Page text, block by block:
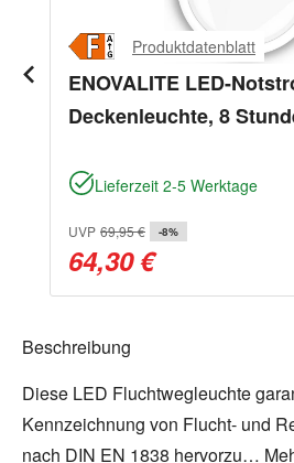
Produktdatenblatt
ENOVALITE LED-
Deckenleuchte, 8
Lieferzeit 2-5 Werktage
UVP 69,95 € -8%
64,30 €
Beschreibung
Diese LED Fluchtwegleuchte
Kennzeichnung von Flucht- und
nach DIN EN 1838 hervorzu…